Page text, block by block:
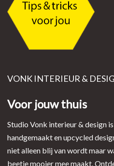
VONK INTERIEUR &
Voor jouw thuis
Studio Vonk interieur & design
handgemaakt en upcycled
niet alleen blij van wordt maar
beetje mooier mee maakt.